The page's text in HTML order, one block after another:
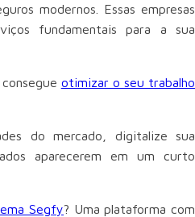
modernos. Essas empresas
fundamentais para a sua
otimizar o seu trabalho
do mercado, digitalize sua
aparecerem em um curto
Segfy? Uma plataforma com